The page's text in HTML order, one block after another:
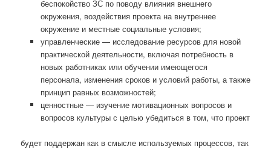
беспокойство ЗС по поводу влияния внешнего
окружения, воздействия проекта на внутреннее
окружение и местные социальные условия;
управленческие — исследование ресурсов для новой
практической деятельности, включая потребность в
новых работниках или обучении имеющегося
персонала, изменения сроков и условий работы, а также
принцип равных возможностей;
ценностные — изучение мотивационных вопросов и
вопросов культуры с целью убедиться в том, что проект
будет поддержан как в смысле используемых процессов, так